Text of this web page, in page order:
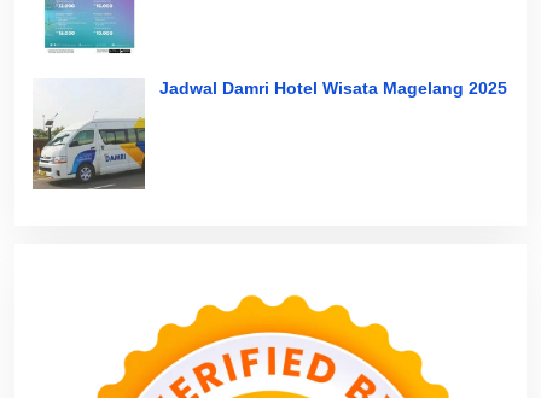
Jadwal Damri Hotel Wisata Magelang 2025